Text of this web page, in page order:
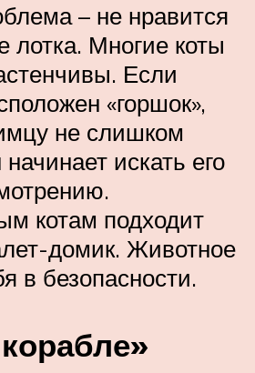
– не нравится
лотка. Многие коты
Если
«горшок»,
не слишком
искать его
котам подходит
домик. Животное
в безопасности.